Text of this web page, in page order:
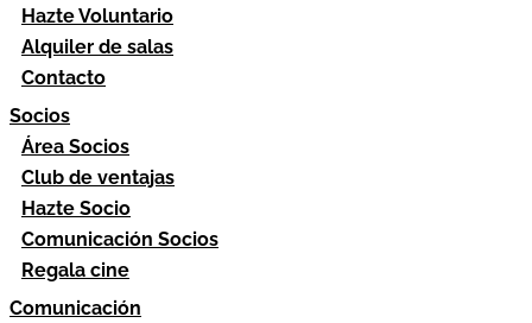
Hazte Voluntario
Alquiler de salas
Contacto
Socios
Área Socios
Club de ventajas
Hazte Socio
Comunicación Socios
Regala cine
Comunicación